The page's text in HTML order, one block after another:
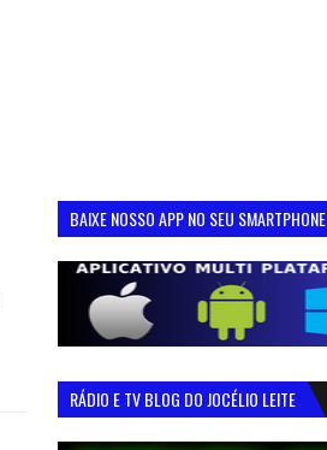
BAIXE NOSSO APP NO SEU SMARTPHONE
RÁDIO E TV BLOG DO JOCÉLIO LEITE